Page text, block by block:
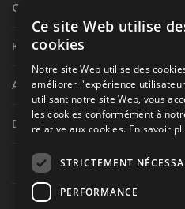
Circuit routier canadien
Karting
Autres séries nationales
Divers
Ce site Web utilise
cookies
Notre site Web utilise des
améliorer l'expérience
utilisant notre site Web, vous
les cookies conformément à
relative aux cookies. En savoir
STRICTEMENT
PERFORMANCE